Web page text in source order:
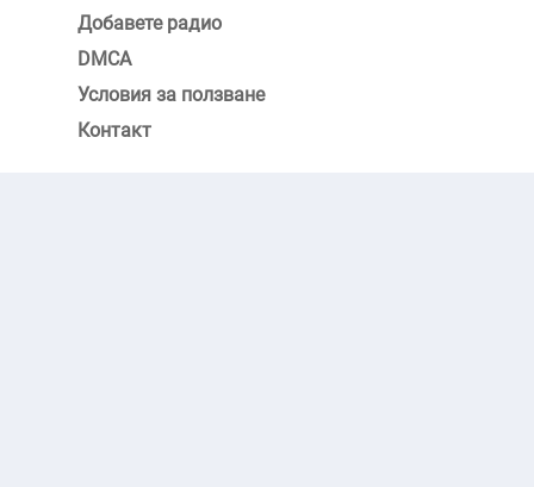
Добавете радио
DMCA
Условия за ползване
Контакт